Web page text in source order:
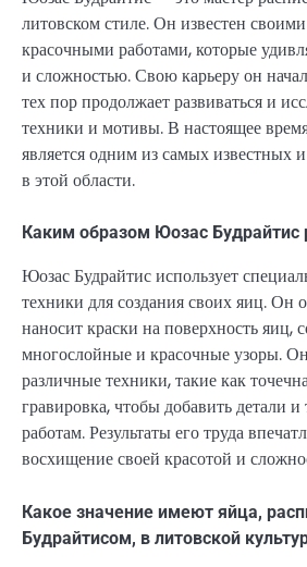
литовском стиле. Он известен
красочными работами, которые
и сложностью. Свою карьеру он
тех пор продолжает развиваться и
техники и мотивы. В настоящее
является одним из самых известных
в этой области.
Каким образом Юозас Будрайтис
Юозас Будрайтис использует
техники для создания своих яиц. Он
наносит краски на поверхность яиц,
многослойные и красочные узоры.
различные техники, такие как
гравировка, чтобы добавить детали
работам. Результаты его труда
восхищение своей красотой и
Какое значение имеют яйца,
Будрайтисом, в литовской